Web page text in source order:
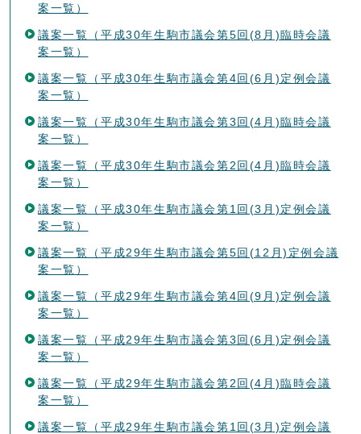
案一覧）
議案一覧（平成30年生駒市議会第5回(8月)臨時会議
案一覧）
議案一覧（平成30年生駒市議会第4回(6月)定例会議
案一覧）
議案一覧（平成30年生駒市議会第3回(4月)臨時会議
案一覧）
議案一覧（平成30年生駒市議会第2回(4月)臨時会議
案一覧）
議案一覧（平成30年生駒市議会第1回(3月)定例会議
案一覧）
議案一覧（平成29年生駒市議会第5回(12月)定例会議
案一覧）
議案一覧（平成29年生駒市議会第4回(9月)定例会議
案一覧）
議案一覧（平成29年生駒市議会第3回(6月)定例会議
案一覧）
議案一覧（平成29年生駒市議会第2回(4月)臨時会議
案一覧）
議案一覧（平成29年生駒市議会第1回(3月)定例会議